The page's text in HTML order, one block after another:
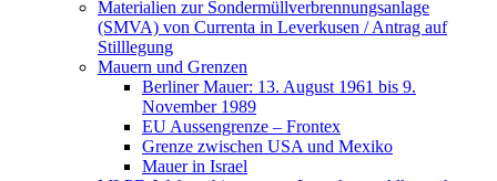
Materialien zur Sondermüllverbrennungsanlage
(SMVA) von Currenta in Leverkusen / Antrag auf
Stilllegung
Mauern und Grenzen
Berliner Mauer: 13. August 1961 bis 9.
November 1989
EU Aussengrenze – Frontex
Grenze zwischen USA und Mexiko
Mauer in Israel